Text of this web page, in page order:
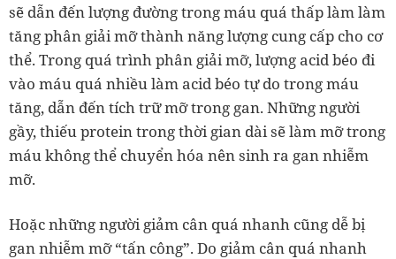
sẽ dẫn đến lượng đường trong máu quá thấp làm làm
tăng phân giải mỡ thành năng lượng cung cấp cho cơ
thể. Trong quá trình phân giải mỡ, lượng acid béo đi
vào máu quá nhiều làm acid béo tự do trong máu
tăng, dẫn đến tích trữ mỡ trong gan. Những người
gầy, thiếu protein trong thời gian dài sẽ làm mỡ trong
máu không thể chuyển hóa nên sinh ra gan nhiễm
mỡ.
Hoặc những người giảm cân quá nhanh cũng dễ bị
gan nhiễm mỡ “tấn công”. Do giảm cân quá nhanh